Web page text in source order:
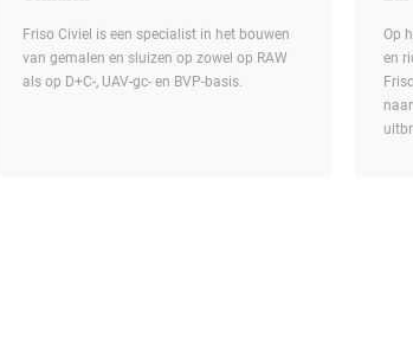
Friso Civiel is een specialist in het bouwen
van gemalen en sluizen op zowel op RAW
als op D+C-, UAV-gc- en BVP-basis.
Op
en